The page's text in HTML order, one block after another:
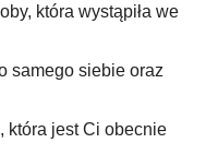
która wystąpiła we
samego siebie oraz
która jest Ci obecnie